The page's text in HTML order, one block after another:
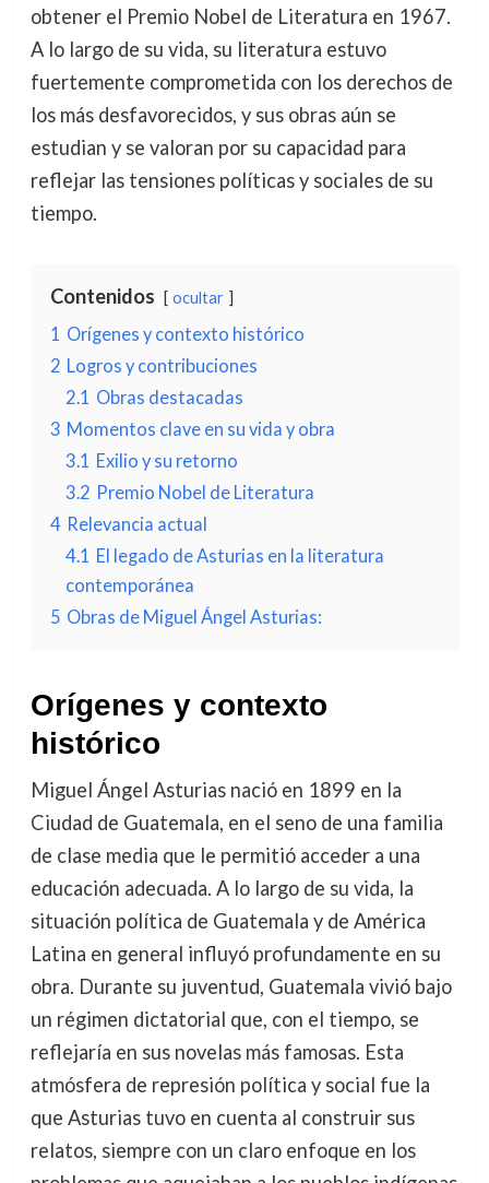
obtener el Premio Nobel de Literatura en 1967.
A lo largo de su vida, su literatura estuvo
fuertemente comprometida con los derechos de
los más desfavorecidos, y sus obras aún se
estudian y se valoran por su capacidad para
reflejar las tensiones políticas y sociales de su
tiempo.
Contenidos ocultar
1 Orígenes y contexto histórico
2 Logros y contribuciones
2.1 Obras destacadas
3 Momentos clave en su vida y obra
3.1 Exilio y su retorno
3.2 Premio Nobel de Literatura
4 Relevancia actual
4.1 El legado de Asturias en la literatura
contemporánea
5 Obras de Miguel Ángel Asturias:
Orígenes y contexto
histórico
Miguel Ángel Asturias nació en 1899 en la
Ciudad de Guatemala, en el seno de una familia
de clase media que le permitió acceder a una
educación adecuada. A lo largo de su vida, la
situación política de Guatemala y de América
Latina en general influyó profundamente en su
obra. Durante su juventud, Guatemala vivió bajo
un régimen dictatorial que, con el tiempo, se
reflejaría en sus novelas más famosas. Esta
atmósfera de represión política y social fue la
que Asturias tuvo en cuenta al construir sus
relatos, siempre con un claro enfoque en los